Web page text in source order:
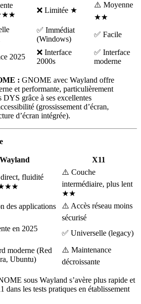
❌ Limitée ★
⚠️ Moyenne
★★
✅ Immédiat
(Windows)
✅ Facile
2025
❌ Interface
2000s
✅ Interface
moderne
: GNOME avec Wayland offre
et performante, particulièrement
DYS grâce à ses excellentes
(grossissement d’écran,
d’écran intégrée).
Wayland X11
fluidité
★★★
⚠️ Couche
intermédiaire, plus lent
★★
des applications
⚠️ Accès réseau moins
sécurisé
en 2025
✅ Universelle (legacy)
moderne (Red
Ubuntu)
⚠️ Maintenance
décroissante
sous Wayland s’avère plus rapide et
dans les tests pratiques en établissement